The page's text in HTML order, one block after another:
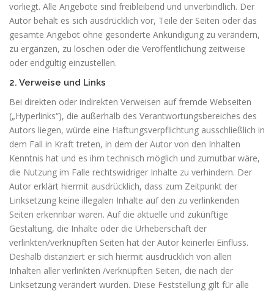
vorliegt. Alle Angebote sind freibleibend und unverbindlich. Der
Autor behält es sich ausdrücklich vor, Teile der Seiten oder das
gesamte Angebot ohne gesonderte Ankündigung zu verändern,
zu ergänzen, zu löschen oder die Veröffentlichung zeitweise
oder endgültig einzustellen.
2. Verweise und Links
Bei direkten oder indirekten Verweisen auf fremde Webseiten
(„Hyperlinks“), die außerhalb des Verantwortungsbereiches des
Autors liegen, würde eine Haftungsverpflichtung ausschließlich in
dem Fall in Kraft treten, in dem der Autor von den Inhalten
Kenntnis hat und es ihm technisch möglich und zumutbar wäre,
die Nutzung im Falle rechtswidriger Inhalte zu verhindern. Der
Autor erklärt hiermit ausdrücklich, dass zum Zeitpunkt der
Linksetzung keine illegalen Inhalte auf den zu verlinkenden
Seiten erkennbar waren. Auf die aktuelle und zukünftige
Gestaltung, die Inhalte oder die Urheberschaft der
verlinkten/verknüpften Seiten hat der Autor keinerlei Einfluss.
Deshalb distanziert er sich hiermit ausdrücklich von allen
Inhalten aller verlinkten /verknüpften Seiten, die nach der
Linksetzung verändert wurden. Diese Feststellung gilt für alle